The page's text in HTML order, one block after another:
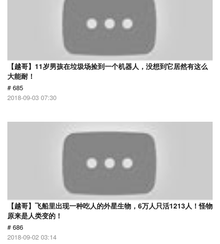
【越哥】11岁男孩在垃圾场捡到一个机器人，没想到它居然有这么
大能耐！
# 685
2018-09-03 07:30
【越哥】飞船里出现一种吃人的外星生物，6万人只活1213人！怪物
原来是人类变的！
# 686
2018-09-02 03:14